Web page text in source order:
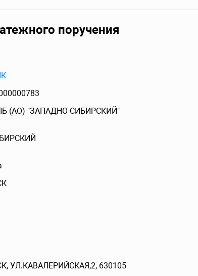
поручения
(АО) "ЗАПАДНО-СИБИРСКИЙ"
УЛ.КАВАЛЕРИЙСКАЯ,2, 630105